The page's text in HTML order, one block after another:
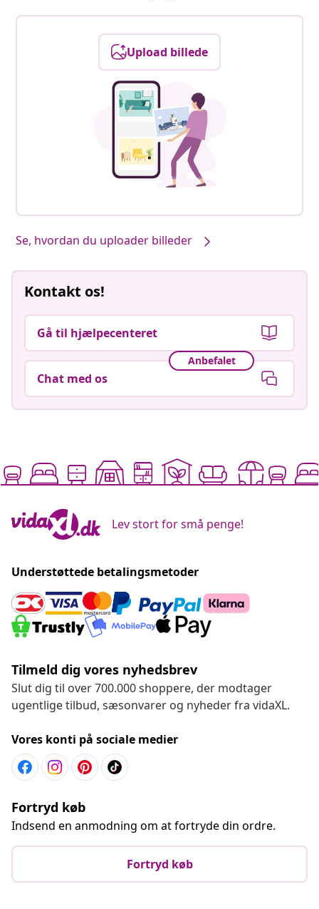
Upload billede
Se, hvordan du uploader billeder
Kontakt os!
Gå til hjælpecenteret
Anbefalet
Chat med os
Lev stort for små penge!
Understøttede betalingsmetoder
Tilmeld dig vores nyhedsbrev
Slut dig til over 700.000 shoppere, der modtager
ugentlige tilbud, sæsonvarer og nyheder fra vidaXL.
Vores konti på sociale medier
Fortryd køb
Indsend en anmodning om at fortryde din ordre.
Fortryd køb